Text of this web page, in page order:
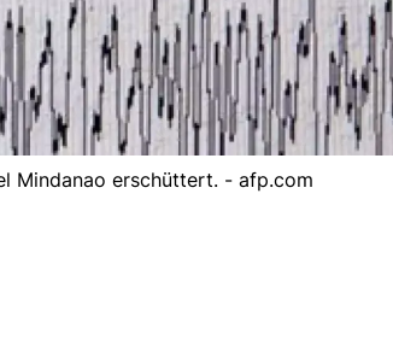
Mindanao erschüttert. - afp.com